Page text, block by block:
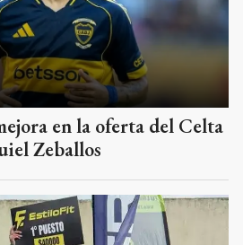
en la oferta del Celta
Zeballos